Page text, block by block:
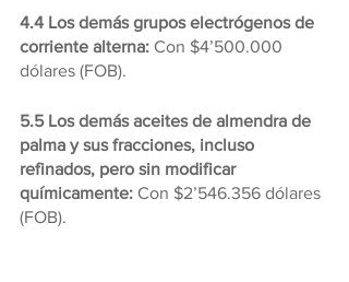
4.4 Los demás grupos electrógenos de
corriente alterna: Con $4’500.000
dólares (FOB).
5.5 Los demás aceites de almendra de
palma y sus fracciones, incluso
refinados, pero sin modificar
químicamente: Con $2’546.356 dólares
(FOB).